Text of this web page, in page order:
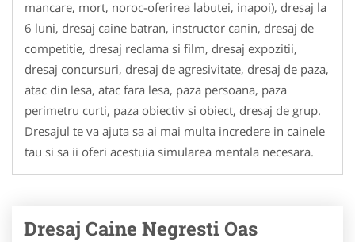
mancare, mort, noroc-oferirea labutei, inapoi), dresaj la
6 luni, dresaj caine batran, instructor canin, dresaj de
competitie, dresaj reclama si film, dresaj expozitii,
dresaj concursuri, dresaj de agresivitate, dresaj de paza,
atac din lesa, atac fara lesa, paza persoana, paza
perimetru curti, paza obiectiv si obiect, dresaj de grup.
Dresajul te va ajuta sa ai mai multa incredere in cainele
tau si sa ii oferi acestuia simularea mentala necesara.
Dresaj Caine Negresti Oas